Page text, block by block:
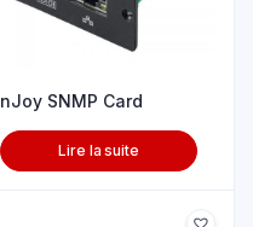
nJoy SNMP Card
Lire la suite